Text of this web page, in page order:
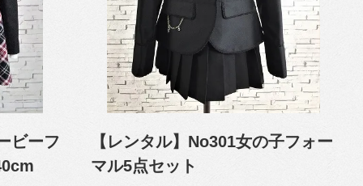
ビーフ
【レンタル】No301女の子フォー
マル5点セット